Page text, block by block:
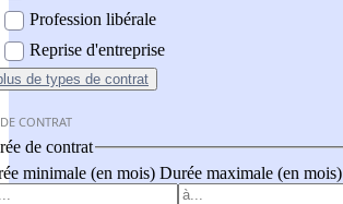
Profession libérale
Reprise d'entreprise
de types de contrat
CONTRAT
de contrat
minimale (en mois) Durée maximale (en mois)